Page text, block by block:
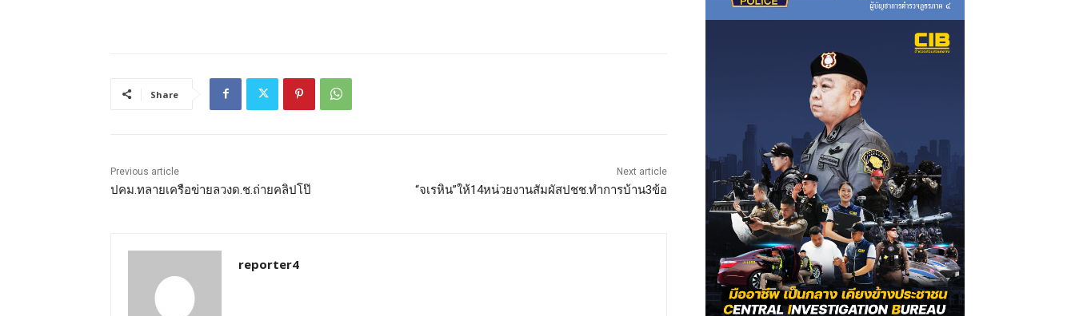
Share
Previous article
ปคม.ทลายเครือข่ายลวงด.ช.ถ่ายคลิปโป๊
Next article
“จเรหิน”ให้14หน่วยงานสัมผัสปชช.ทำการบ้าน3ข้อ
reporter4